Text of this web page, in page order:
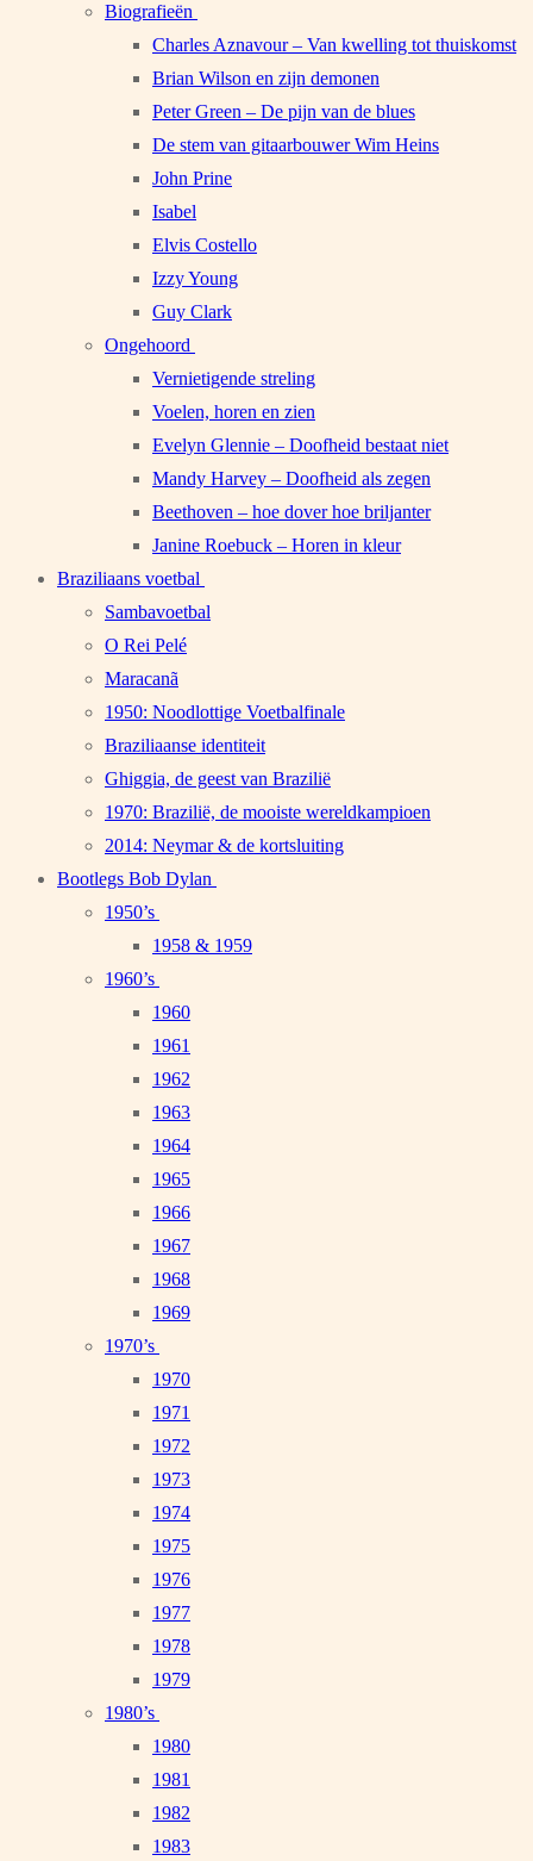
Biografieën
Charles Aznavour – Van kwelling tot thuiskomst
Brian Wilson en zijn demonen
Peter Green – De pijn van de blues
De stem van gitaarbouwer Wim Heins
John Prine
Isabel
Elvis Costello
Izzy Young
Guy Clark
Ongehoord
Vernietigende streling
Voelen, horen en zien
Evelyn Glennie – Doofheid bestaat niet
Mandy Harvey – Doofheid als zegen
Beethoven – hoe dover hoe briljanter
Janine Roebuck – Horen in kleur
Braziliaans voetbal
Sambavoetbal
O Rei Pelé
Maracanã
1950: Noodlottige Voetbalfinale
Braziliaanse identiteit
Ghiggia, de geest van Brazilië
1970: Brazilië, de mooiste wereldkampioen
2014: Neymar & de kortsluiting
Bootlegs Bob Dylan
1950’s
1958 & 1959
1960’s
1960
1961
1962
1963
1964
1965
1966
1967
1968
1969
1970’s
1970
1971
1972
1973
1974
1975
1976
1977
1978
1979
1980’s
1980
1981
1982
1983